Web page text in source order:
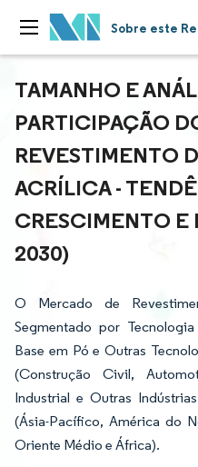
Sobre este
TAMANHO E
PARTICIPAÇÃO
REVESTIMENTO
ACRÍLICA -
CRESCIMENTO E
2030)
O Mercado de
Segmentado por
Base em Pó e Outras
(Construção Civil,
Industrial e Outras
(Ásia-Pacífico, América do
Oriente Médio e África).